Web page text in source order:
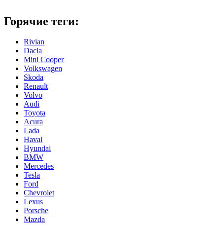
Горячие теги:
Rivian
Dacia
Mini Cooper
Volkswagen
Skoda
Renault
Volvo
Audi
Toyota
Acura
Lada
Haval
Hyundai
BMW
Mercedes
Tesla
Ford
Chevrolet
Lexus
Porsche
Mazda